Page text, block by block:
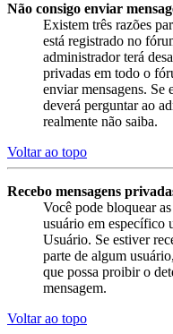
Não consigo enviar
Existem três razões
está registrado no
administrador terá
privadas em todo o
enviar mensagens. Se
deverá perguntar ao
realmente não saiba.
Voltar ao topo
Recebo mensagens
Você pode bloquear
usuário em específico
Usuário. Se estiver
parte de algum
que possa proibir o
mensagem.
Voltar ao topo